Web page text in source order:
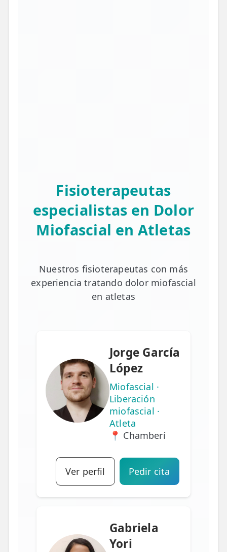
Fisioterapeutas
especialistas en Dolor
Miofascial en Atletas
Nuestros fisioterapeutas con más
experiencia tratando dolor miofascial
en atletas
Jorge García
López
Miofascial ·
Liberación
miofascial ·
Atleta
📍 Chamberí
Ver perfil Pedir cita
Gabriela
Yori